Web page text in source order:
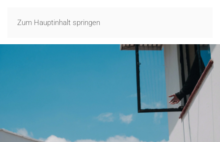
Zum Hauptinhalt springen